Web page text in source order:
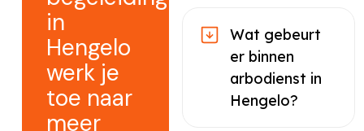
in
Hengelo
werk je
toe naar
meer
Wat gebeurt
er binnen
arbodienst in
Hengelo?